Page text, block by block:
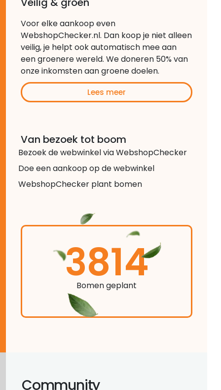
Voor elke aankoop even
WebshopChecker.nl. Dan koop je niet alleen
veilig, je helpt ook automatisch mee aan
een groenere wereld. We doneren 50% van
onze inkomsten aan groene doelen.
Lees meer
Van bezoek tot boom
Bezoek de webwinkel via WebshopChecker
Doe een aankoop op de webwinkel
WebshopChecker plant bomen
3814
Bomen geplant
Community